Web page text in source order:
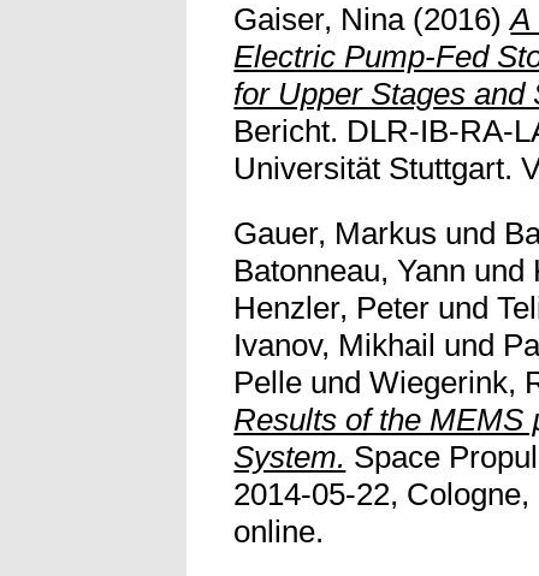
Gaiser, Nina(2016)A
Electric Pump-Fed
for Upper Stages and
Bericht. DLR-IB-RA-
Universität Stuttgart.
Gauer, Markus und
Batonneau, Yann und
Henzler, Peter und
Ivanov, Mikhail und
Pelle undWiegerink,
Results of the MEMS
System. Space
2014-05-22,
online.